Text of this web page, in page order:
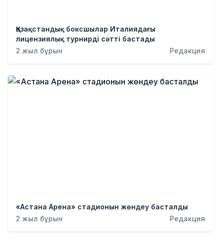
Қазақстандық боксшылар Италиядағы
лицензиялық турнирді сәтті бастады
2 жыл бұрын
Редакция
«Астана Арена» стадионын жөндеу басталды
2 жыл бұрын
Редакция